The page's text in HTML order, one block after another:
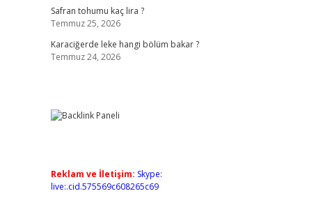
Safran tohumu kaç lira ?
Temmuz 25, 2026
Karaciğerde leke hangi bölüm bakar ?
Temmuz 24, 2026
Reklam ve İletişim: Skype:
live:.cid.575569c608265c69